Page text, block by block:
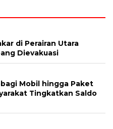
di Perairan Utara
Dievakuasi
Mobil hingga Paket
Tingkatkan Saldo